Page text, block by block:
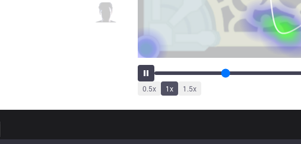
0.5x 1x 1.5x